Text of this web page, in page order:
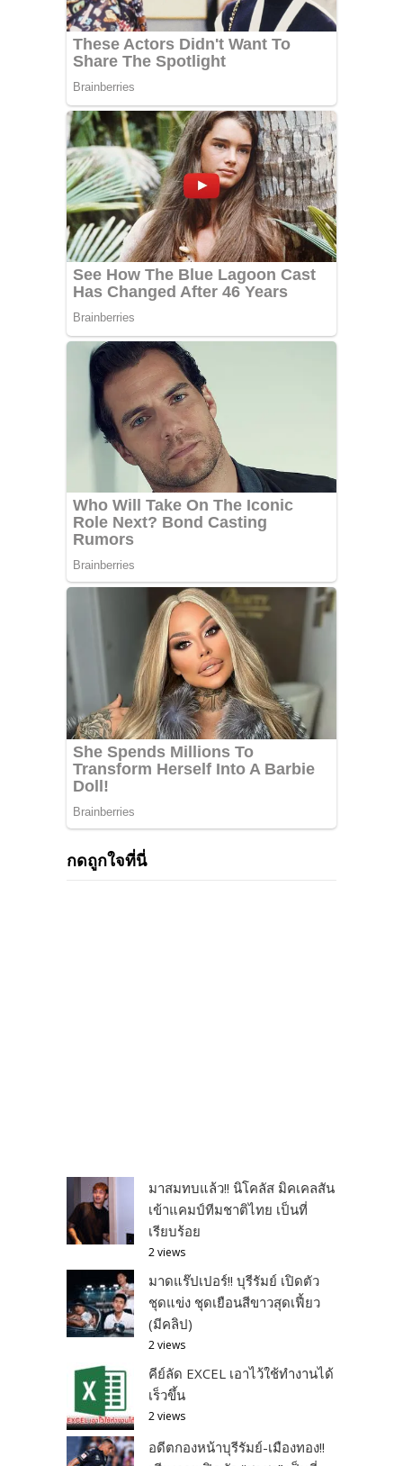
กดถูกใจที่นี่
มาสมทบแล้ว!! นิโคลัส มิคเคลสัน
เข้าแคมป์ทีมชาติไทย เป็นที่
เรียบร้อย
2 views
มาดแร๊ปเปอร์!! บุรีรัมย์ เปิดตัว
ชุดแข่ง ชุดเยือนสีขาวสุดเฟี้ยว
(มีคลิป)
2 views
คีย์ลัด EXCEL เอาไว้ใช้ทำงานได้
เร็วขึ้น
2 views
อดีตกองหน้าบุรีรัมย์-เมืองทอง!!